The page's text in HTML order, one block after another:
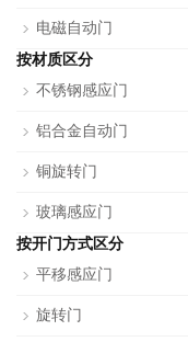
电磁自动门
按材质区分
不锈钢感应门
铝合金自动门
铜旋转门
玻璃感应门
按开门方式区分
平移感应门
旋转门